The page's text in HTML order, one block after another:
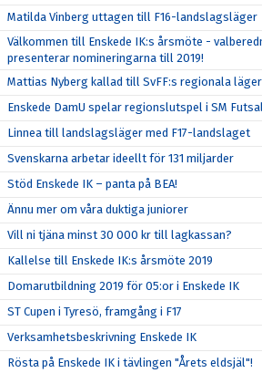
Matilda Vinberg uttagen till F16-landslagsläger
Välkommen till Enskede IK:s årsmöte -
presenterar nomineringarna till 2019!
Mattias Nyberg kallad till SvFF:s regionala läger
Enskede DamU spelar regionslutspel i SM Futsal
Linnea till landslagsläger med F17-landslaget
Svenskarna arbetar ideellt för 131 miljarder
Stöd Enskede IK – panta på BEA!
Ännu mer om våra duktiga juniorer
Vill ni tjäna minst 30 000 kr till lagkassan?
Kallelse till Enskede IK:s årsmöte 2019
Domarutbildning 2019 för 05:or i Enskede IK
ST Cupen i Tyresö, framgång i F17
Verksamhetsbeskrivning Enskede IK
Rösta på Enskede IK i tävlingen "Årets eldsjäl"!